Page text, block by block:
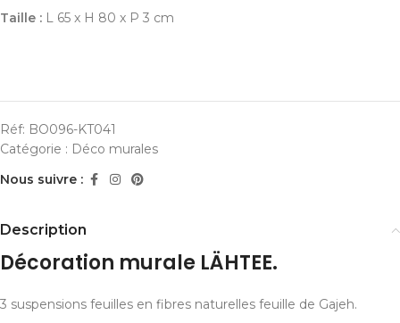
Taille : L 65 x H 80 x P 3 cm
Réf: BO096-KT041
Catégorie : Déco murales
Nous suivre :
Description
Décoration murale LÄHTEE.
3 suspensions feuilles en fibres naturelles feuille de Gajeh.